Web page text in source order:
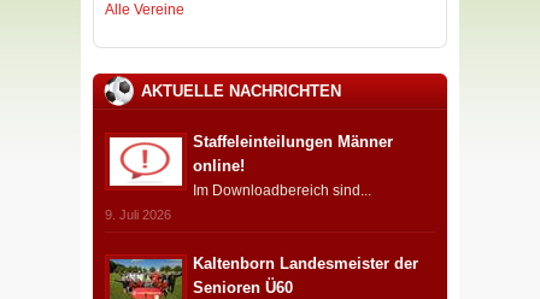
Alle Vereine
AKTUELLE NACHRICHTEN
Staffeleinteilungen Männer
online!
Im Downloadbereich sind...
9. Juli 2026
Kaltenborn Landesmeister der
Senioren Ü60